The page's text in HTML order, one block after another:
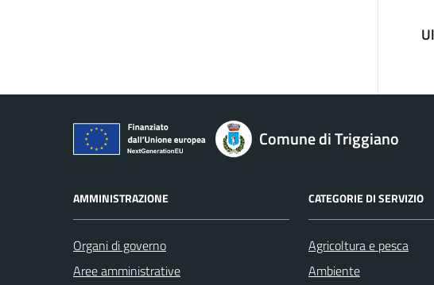
Comune di Triggiano
AMMINISTRAZIONE
Organi di governo
Aree amministrative
CATEGORIE DI SERVIZIO
Agricoltura e pesca
Ambiente